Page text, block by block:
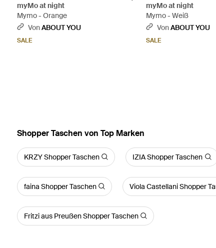
myMo at night
Mymo - Orange
VonABOUT YOU
SALE
myMo at night
Mymo - Weiß
VonABOUT YOU
SALE
Shopper Taschen von Top Marken
KRZY Shopper Taschen IZIA Shopper Taschen
faina Shopper Taschen Viola Castellani Shopper
Fritzi aus Preußen Shopper Taschen